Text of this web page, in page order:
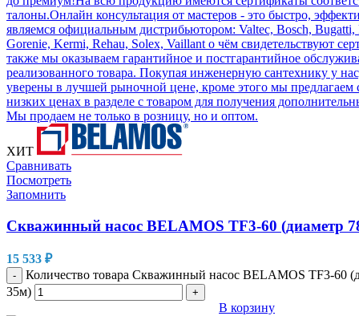
ХИТ
Сравнивать
Посмотреть
Запомнить
Скважинный насос BELAMOS TF3-60 (диаметр
15 533 ₽
-
Количество товара Скважинный насос BELAMOS TF3-60
35м)
+
В корзину